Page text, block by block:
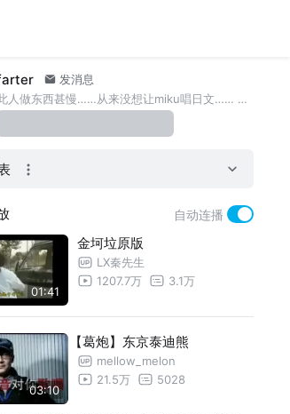
发消息
此人做东西甚慢……从来没想让miku唱日文…… 微薄@farter
自动连播
01:41
金坷垃原版
LX秦先生
1207.7万
3.1万
03:10
【葛炮】东京泰迪熊
mellow_melon
21.5万
5028